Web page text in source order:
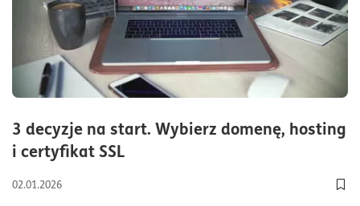
3 decyzje na start. Wybierz domenę, hosting
i certyfikat SSLczas czytania7minuty
02.01.2026